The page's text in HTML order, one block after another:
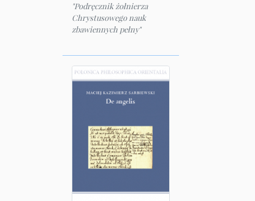
"Podręcznik żołnierza
Chrystusowego nauk
zbawiennych pełny"